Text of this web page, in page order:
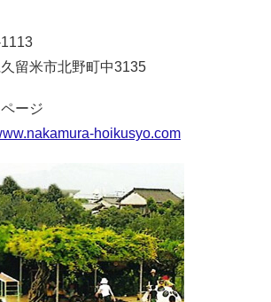
留米市北野町中3135
ージ
hoikusyo.com